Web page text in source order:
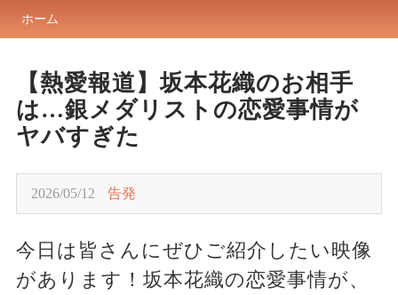
ホーム
【熱愛報道】坂本花織のお相手
は…銀メダリストの恋愛事情が
ヤバすぎた
2026/05/12 告発
今日は皆さんにぜひご紹介したい映像
があります！坂本花織の恋愛事情が、